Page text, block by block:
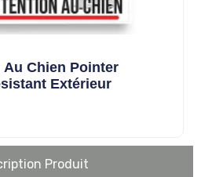
Chien Pointer
Extérieur
Produit